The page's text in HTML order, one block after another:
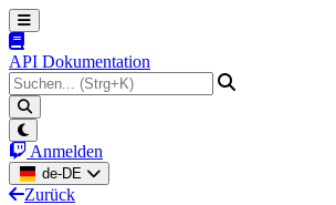
API Dokumentation
Anmelden
de-DE
Zurück